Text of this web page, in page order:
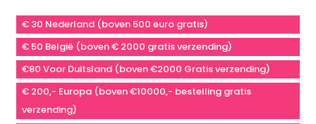
€ 30 Nederland (boven 500 euro gratis)
€ 50 België (boven € 2000 gratis verzending)
€80 Voor Duitsland (boven €2000 Gratis verzending)
€ 200,- Europa (boven €10000,- bestelling gratis
verzending)